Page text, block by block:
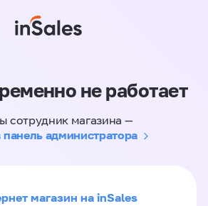
не работает
сотрудник магазина —
панель администратора
магазин на inSales